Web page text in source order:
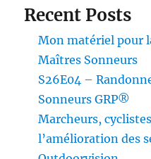
Recent Posts
Mon matériel pour
Maîtres Sonneurs
S26E04 –
Sonneurs GRP®
Marcheurs,
l’amélioration des